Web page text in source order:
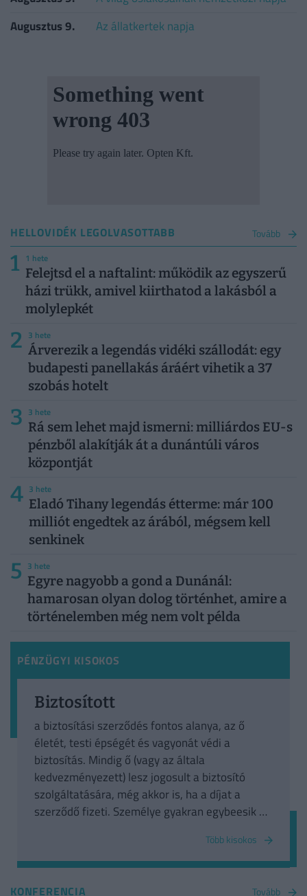
Augusztus 9.
Az állatkertek napja
HELLOVIDÉK LEGOLVASOTTABB Tovább
1 1 hete
Felejtsd el a naftalint: működik az egyszerű
házi trükk, amivel kiirthatod a lakásból a
molylepkét
2 3 hete
Árverezik a legendás vidéki szállodát: egy
budapesti panellakás áráért vihetik a 37
szobás hotelt
3 3 hete
Rá sem lehet majd ismerni: milliárdos EU-s
pénzből alakítják át a dunántúli város
központját
4 3 hete
Eladó Tihany legendás étterme: már 100
milliót engedtek az árából, mégsem kell
senkinek
5 3 hete
Egyre nagyobb a gond a Dunánál:
hamarosan olyan dolog történhet, amire a
történelemben még nem volt példa
PÉNZÜGYI KISOKOS
Biztosított
a biztosítási szerződés fontos alanya, az ő
életét, testi épségét és vagyonát védi a
biztosítás. Mindig ő (vagy az általa
kedvezményezett) lesz jogosult a biztosító
szolgáltatására, még akkor is, ha a díjat a
szerződő fizeti. Személye gyakran egybeesik a
Több kisokos
KONFERENCIA Tovább